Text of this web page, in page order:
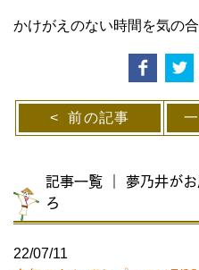
かけがえのない時間を気の
前の記事
記事一覧 ｜ 夢乃井が
ろ
22/07/11